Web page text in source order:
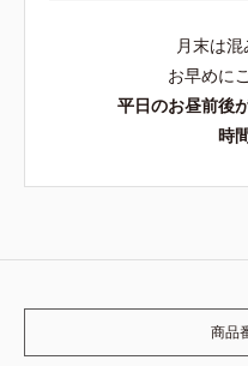
月末は
お早めに
平日のお昼前後
時
商品